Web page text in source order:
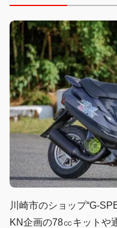
川崎市のショップ“G-
KN企画の78㏄キットや